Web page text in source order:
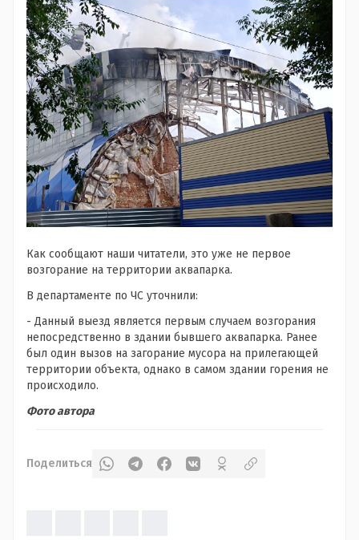
Как сообщают наши читатели, это уже не первое
возгорание на территории аквапарка.
В департаменте по ЧС уточнили:
- Данный выезд является первым случаем возгорания
непосредственно в здании бывшего аквапарка. Ранее
был один вызов на загорание мусора на прилегающей
территории объекта, однако в самом здании горения не
происходило.
Фото автора
Поделиться